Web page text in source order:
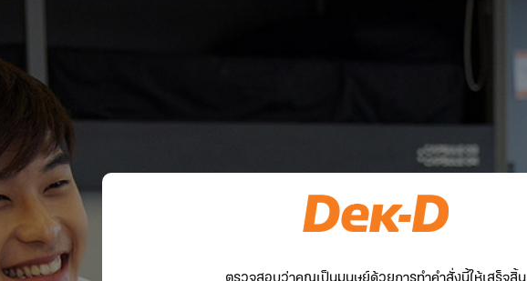
ตรวจสอบว่าคุณเป็นมนุษย์ด้วยการทำคำสั่งนี้ให้เสร็จสิ้น